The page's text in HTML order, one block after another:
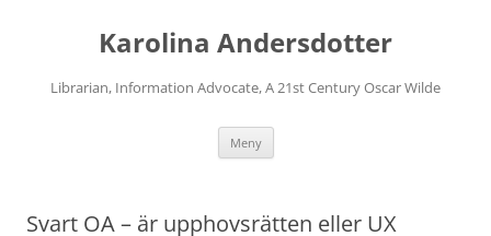
Karolina Andersdotter
Librarian, Information Advocate, A 21st Century Oscar Wilde
Meny Hoppa
innehåll
Svart OA – är upphovsrätten eller UX